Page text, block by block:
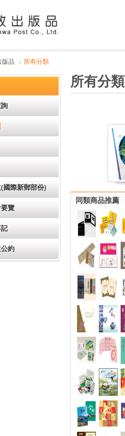
品 > 所有分類
國際新郵部份)
覽
約
所有分類
同類商品推薦